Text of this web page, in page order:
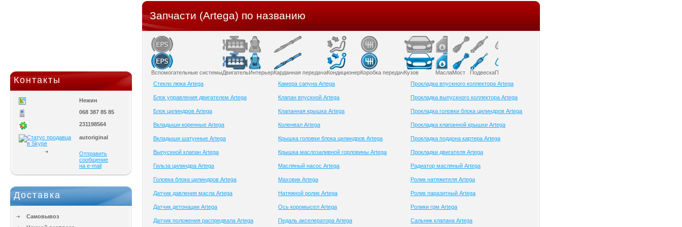
Контакты
Нежин
068 387 85 85
231198564
autoriginal
Отправить
сообщение
на e-mail
Доставка
Самовывоз
Запчасти (Artega) по названию
Вспомогательные системыДвигательИнтерьерКарданная передачаКондиционерКоробка передачКузов МаслаМост ПодвескаПриборы и датчики
Cтекло люка Artega
Блок управления двигателем Artega
Блок цилиндров Artega
Вкладыши коренные Artega
Вкладыши шатунные Artega
Выпускной клапан Artega
Гильза цилиндра Artega
Головка блока цилиндров Artega
Датчик давления масла Artega
Датчик детонации Artega
Датчик положения распредвала Artega
Камера сапуна Artega
Клапан впускной Artega
Клапанная крышка Artega
Коленвал Artega
Крышка головки блока цилиндров Artega
Крышка маслозаливной горловины Artega
Масляный насос Artega
Маховик Artega
Натяжной ролик Artega
Ось коромысел Artega
Педаль акселератора Artega
Прокладка впускного коллектора Artega
Прокладка выпускного коллектора Artega
Прокладка головки блока цилиндров Artega
Прокладка клапанной крышки Artega
Прокладка поддона картера Artega
Прокладки двигателя Artega
Радиатор масляный Artega
Ролик натяжителя Artega
Ролик паразитный Artega
Ролики грм Artega
Сальник клапана Artega